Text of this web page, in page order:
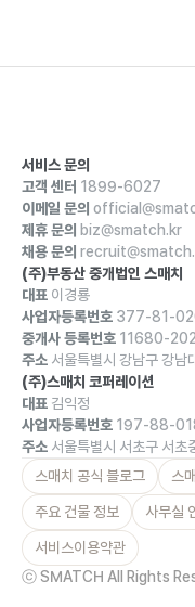
서비스 문의
고객 센터 1899-6027
이메일 문의
제휴 문의 biz@smatch.kr
채용 문의
(주)부동산 중개법인 스매치
대표 이경룡
사업자등록번호 377-81-
중개사 등록번호 11680-
주소 서울특별시 강남구 강
(주)스매치 코퍼레이션
대표 김익정
사업자등록번호 197-88-
주소 서울특별시 서초구 서초
스매치 공식 블로그
스
주요 건물 정보 사무실
서비스이용약관
ⓒ SMATCH All Rights